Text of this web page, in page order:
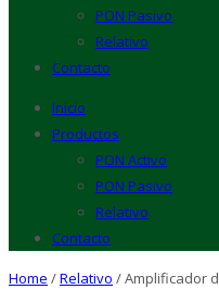
PON Pasivo
Relativo
Contacto
Inicio
Productos
PON Activo
PON Pasivo
Relativo
Contacto
Home /Relativo / Amplificador